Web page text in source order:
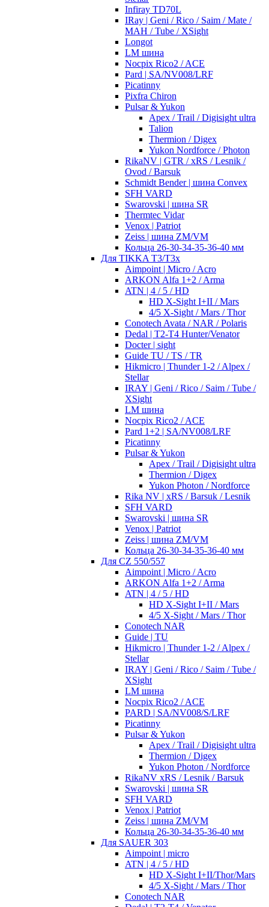
Infiray TD70L
IRay | Geni / Rico / Saim / Mate /
MAH / Tube / XSight
Longot
LM шина
Nocpix Rico2 / ACE
Pard | SA/NV008/LRF
Picatinny
Pixfra Chiron
Pulsar & Yukon
Apex / Trail / Digisight ultra
Talion
Thermion / Digex
Yukon Nordforce / Photon
RikaNV | GTR / xRS / Lesnik /
Ovod / Barsuk
Schmidt Bender | шина Convex
SFH VARD
Swarovski | шина SR
Thermtec Vidar
Venox | Patriot
Zeiss | шина ZM/VM
Кольца 26-30-34-35-36-40 мм
Для TIKKA T3/T3x
Aimpoint | Micro / Acro
ARKON Alfa 1+2 / Arma
ATN | 4 / 5 / HD
HD X-Sight I+II / Mars
4/5 X-Sight / Mars / Thor
Conotech Avata / NAR / Polaris
Dedal | T2-T4 Hunter/Venator
Docter | sight
Guide TU / TS / TR
Hikmicro | Thunder 1-2 / Alpex /
Stellar
IRAY | Geni / Rico / Saim / Tube /
XSight
LM шина
Nocpix Rico2 / ACE
Pard 1+2 | SA/NV008/LRF
Picatinny
Pulsar & Yukon
Apex / Trail / Digisight ultra
Thermion / Digex
Yukon Photon / Nordforce
Rika NV | xRS / Barsuk / Lesnik
SFH VARD
Swarovski | шина SR
Venox | Patriot
Zeiss | шина ZM/VM
Кольца 26-30-34-35-36-40 мм
Для CZ 550/557
Aimpoint | Micro / Acro
ARKON Alfa 1+2 / Arma
ATN | 4 / 5 / HD
HD X-Sight I+II / Mars
4/5 X-Sight / Mars / Thor
Conotech NAR
Guide | TU
Hikmicro | Thunder 1-2 / Alpex /
Stellar
IRAY | Geni / Rico / Saim / Tube /
XSight
LM шина
Nocpix Rico2 / ACE
PARD | SA/NV008/S/LRF
Picatinny
Pulsar & Yukon
Apex / Trail / Digisight ultra
Thermion / Digex
Yukon Photon / Nordforce
RikaNV xRS / Lesnik / Barsuk
Swarovski | шина SR
SFH VARD
Venox | Patriot
Zeiss | шина ZM/VM
Кольца 26-30-34-35-36-40 мм
Для SAUER 303
Aimpoint | micro
ATN | 4 / 5 / HD
HD X-Sight I+II/Thor/Mars
4/5 X-Sight / Mars / Thor
Conotech NAR